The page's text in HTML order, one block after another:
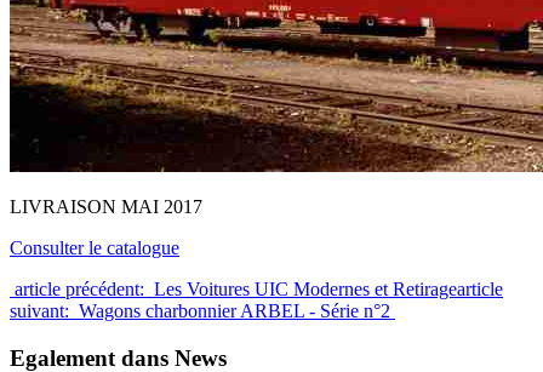
LIVRAISON MAI 2017
Consulter le catalogue
article précédent: Les Voitures UIC Modernes et Retiragearticle
suivant: Wagons charbonnier ARBEL - Série n°2
Egalement dans News